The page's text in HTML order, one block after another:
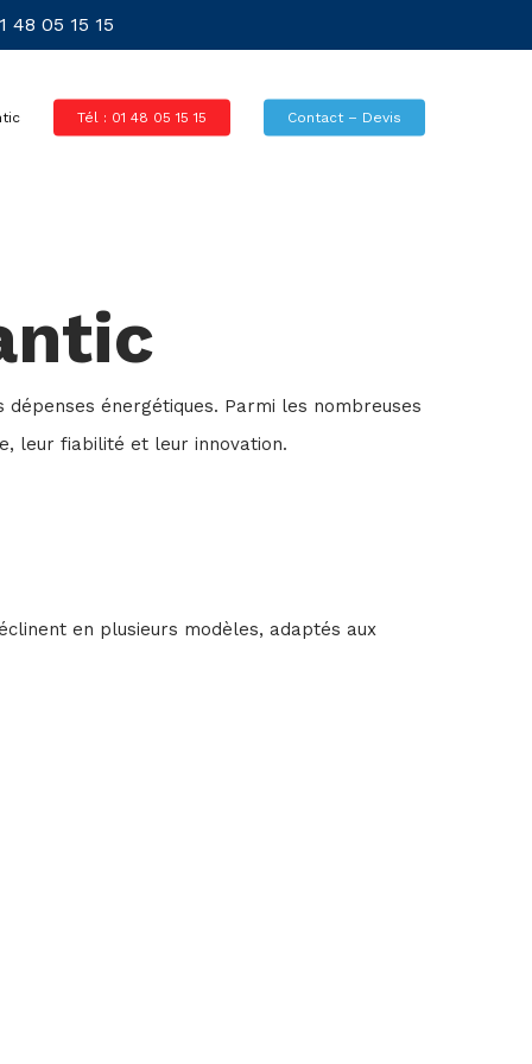
05 15 15
Tél : 01 48 05 15 15 Contact – Devis
énergétiques. Parmi les nombreuses
leur fiabilité et leur innovation.
en plusieurs modèles, adaptés aux